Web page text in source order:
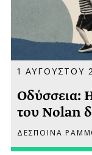
1 ΑΥΓΟΥΣΤΟΥ
Οδύσσεια:
του Nolan
ΔΕΣΠΟΙΝΑ